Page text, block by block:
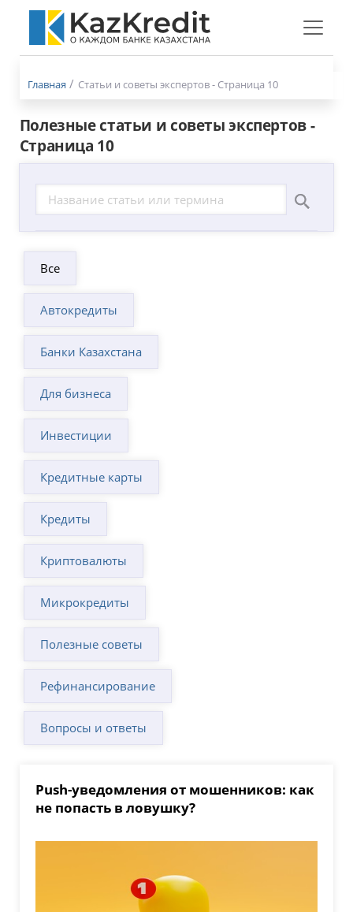
Меню
Главная Статьи и советы экспертов - Страница 10
Полезные статьи и советы экспертов -
Страница 10
Все
Автокредиты
Банки Казахстана
Для бизнеса
Инвестиции
Кредитные карты
Кредиты
Криптовалюты
Микрокредиты
Полезные советы
Рефинансирование
Вопросы и ответы
Push-уведомления от мошенников: как
не попасть в ловушку?